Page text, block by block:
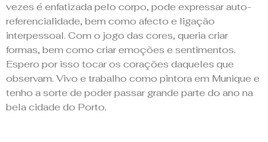
vezes é enfatizada pelo corpo, pode expressar auto-
referencialidade, bem como afecto e ligação
interpessoal. Com o jogo das cores, queria criar
formas, bem como criar emoções e sentimentos.
Espero por isso tocar os corações daqueles que
observam. Vivo e trabalho como pintora em Munique e
tenho a sorte de poder passar grande parte do ano na
bela cidade do Porto.